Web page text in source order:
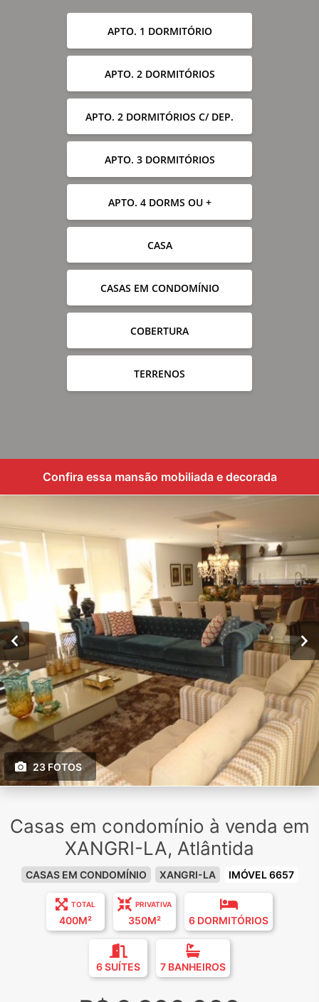
APTO. 1 DORMITÓRIO
APTO. 2 DORMITÓRIOS
APTO. 2 DORMITÓRIOS C/ DEP.
APTO. 3 DORMITÓRIOS
APTO. 4 DORMS OU +
CASA
CASAS EM CONDOMÍNIO
COBERTURA
TERRENOS
Confira essa mansão mobiliada e decorada
23 FOTOS
Casas em condomínio à venda em
XANGRI-LA, Atlântida
CASAS EM CONDOMÍNIO XANGRI-LA IMÓVEL 6657
TOTAL
400M²
PRIVATIVA
350M² 6 DORMITÓRIOS
6 SUÍTES 7 BANHEIROS